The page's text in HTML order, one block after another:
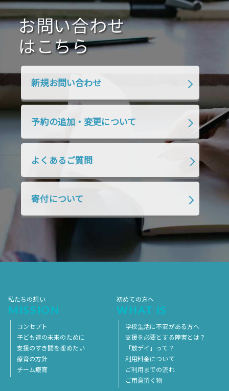
2020年10月 2020年9月 2020年8月
2020年7月 2020年6月 2020年5月
2020年4月 2020年3月 2020年2月
2019年10月 2019年9月
2018年7月 2018年6月
2018年4月 2018年3月 2018年2月
2018年1月 2017年12月
2017年10月 2017年9月 2017年8月
2017年5月
2017年4月
お問い合わせ
はこちら
新規お問い合わせ
予約の追加・変更について
よくあるご質問
寄付について
私たちの想い
MISSION
コンセプト
子ども達の未来のために
支援のすき間を埋めたい
療育の方針
チーム療育
初めての方へ
WHAT IS
学校生活に不安がある方へ
支援を必要とする障害とは？
「放デイ」って？
利用料金について
ご利用までの流れ
ご用意頂く物